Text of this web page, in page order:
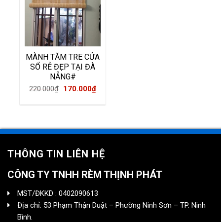
MÀNH TĂM TRE CỬA
SỔ RẺ ĐẸP TẠI ĐÀ
NẴNG#
220.000₫ Original
170.000₫Current
THÔNG TIN LIÊN HỆ
CÔNG TY TNHH RÈM THỊNH PHÁT
MST/ĐKKD : 0402090613
Địa chỉ: 53 Phạm Thận Duật – Phường Ninh Sơn – TP. Ninh
Bình.